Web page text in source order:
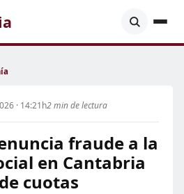
· 14:21h2 min de lectura
fraude a la
en Cantabria
cuotas